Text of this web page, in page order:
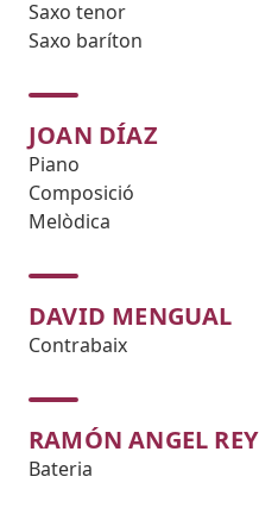
Saxo tenor
Saxo baríton
JOAN DÍAZ
Piano
Composició
Melòdica
DAVID MENGUAL
Contrabaix
RAMÓN ANGEL REY
Bateria